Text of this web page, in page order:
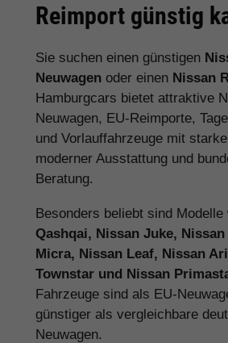
Reimport günstig
Sie suchen einen günstigen
Neuwagen oder einen Nissan
Hamburgcars bietet attraktive
Neuwagen, EU-Reimporte,
und Vorlauffahrzeuge mit
moderner Ausstattung und
Beratung.
Besonders beliebt sind Modelle
Qashqai, Nissan Juke,
Micra, Nissan Leaf, Nissan
Townstar und Nissan
Fahrzeuge sind als EU-
günstiger als vergleichbare
Neuwagen.